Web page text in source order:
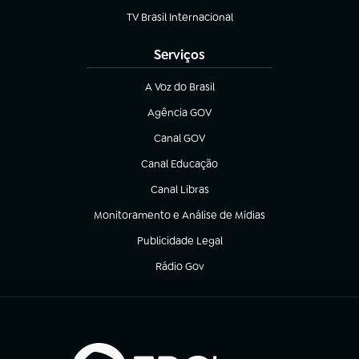
TV Brasil Internacional
(abre em nova aba)
Serviços
A Voz do Brasil
(abre em nova aba)
Agência GOV
(abre em nova aba)
Canal GOV
(abre em nova aba)
Canal Educação
(abre em nova aba)
Canal Libras
(abre em nova aba)
Monitoramento e Análise de Mídias
(abre em nova aba)
Publicidade Legal
(abre em nova aba)
Rádio Gov
(abre em nova aba)